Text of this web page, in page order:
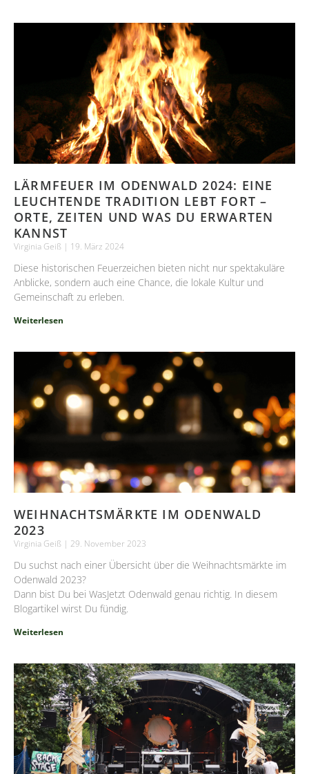
LÄRMFEUER IM ODENWALD 2024: EINE
LEUCHTENDE TRADITION LEBT FORT –
ORTE, ZEITEN UND WAS DU ERWARTEN
KANNST
Virginia Geiß 19. März 2024
Diese historischen Feuerzeichen bieten nicht nur spektakuläre
Anblicke, sondern auch eine Chance, die lokale Kultur und
Gemeinschaft zu erleben.
Weiterlesen
WEIHNACHTSMÄRKTE IM ODENWALD
2023
Virginia Geiß 29. November 2023
Du suchst nach einer Übersicht über die Weihnachtsmärkte im
Odenwald 2023?
Dann bist Du bei WasJetzt Odenwald genau richtig. In diesem
Blogartikel wirst Du fündig.
Weiterlesen